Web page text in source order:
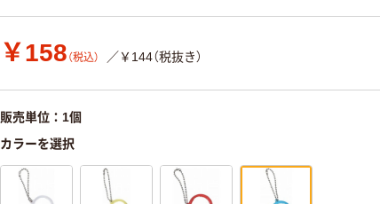
￥158 （税込） ／￥144（税抜き）
販売単位：1個
カラーを選択